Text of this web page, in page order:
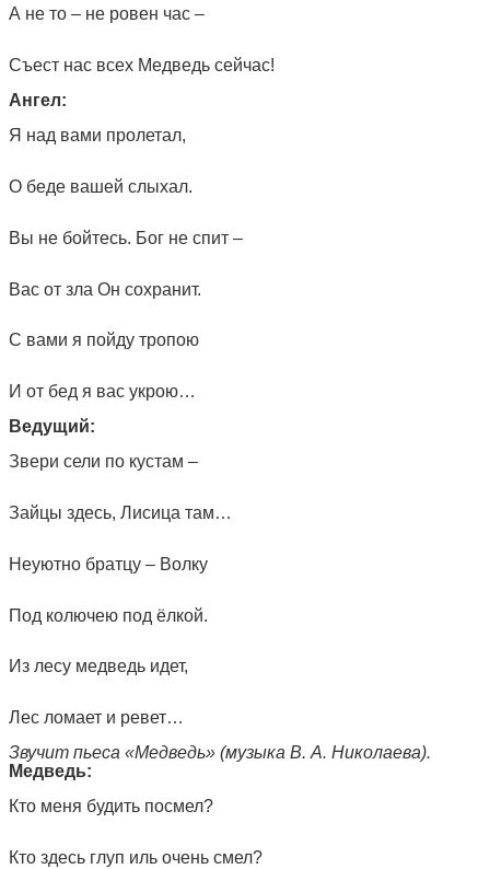
А не то – не ровен час –
Съест нас всех Медведь сейчас!
Ангел:
Я над вами пролетал,
О беде вашей слыхал.
Вы не бойтесь. Бог не спит –
Вас от зла Он сохранит.
С вами я пойду тропою
И от бед я вас укрою…
Ведущий:
Звери сели по кустам –
Зайцы здесь, Лисица там…
Неуютно братцу – Волку
Под колючею под ёлкой.
Из лесу медведь идет,
Лес ломает и ревет…
Звучит пьеса «Медведь» (музыка В. А. Николаева).
Медведь:
Кто меня будить посмел?
Кто здесь глуп иль очень смел?